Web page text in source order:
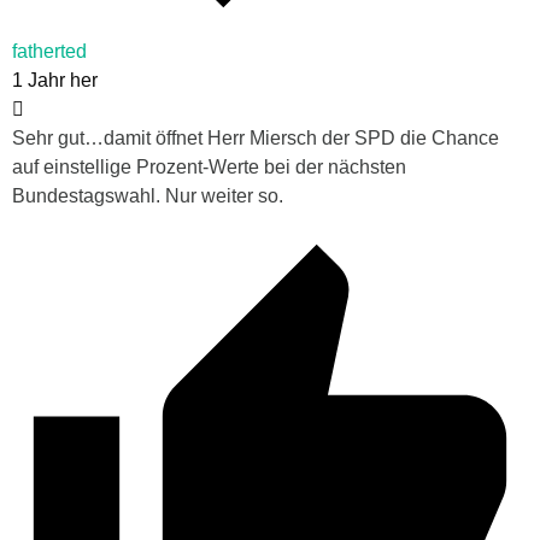
fatherted
1 Jahr her
Sehr gut…damit öffnet Herr Miersch der SPD die Chance
auf einstellige Prozent-Werte bei der nächsten
Bundestagswahl. Nur weiter so.